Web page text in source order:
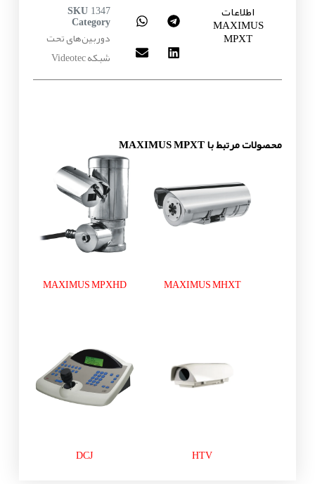
اطلاعات
MAXIMUS
MPXT
SKU 1347
Category
دوربین‌های تحت
شبکه Videotec
محصولات مرتبط با MAXIMUS MPXT
MAXIMUS MHXT
MAXIMUS MPXHD
HTV
DCJ